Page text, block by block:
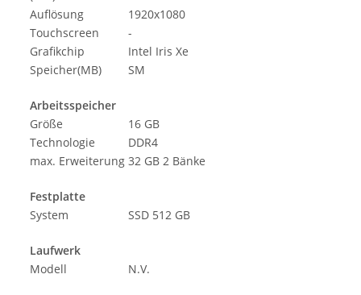
Auflösung
1920x1080
Touchscreen
-
Grafikchip
Intel Iris Xe
Speicher(MB)
SM
Arbeitsspeicher
Größe
16 GB
Technologie
DDR4
max. Erweiterung 32 GB 2 Bänke
Festplatte
System
SSD 512 GB
Laufwerk
Modell
N.V.